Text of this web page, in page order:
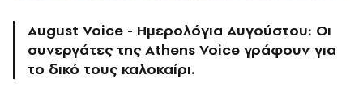
August Voice - Ημερολόγια Αυγούστου: Οι
συνεργάτες της Athens Voice γράφουν για
το δικό τους καλοκαίρι.